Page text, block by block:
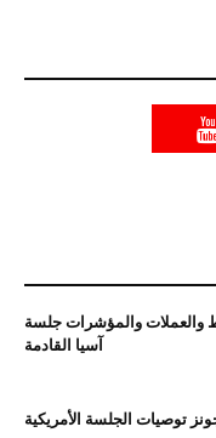
والعملات والمؤشرات جلسة
آسيا القادمة
توصيات الجلسة الأمريكية